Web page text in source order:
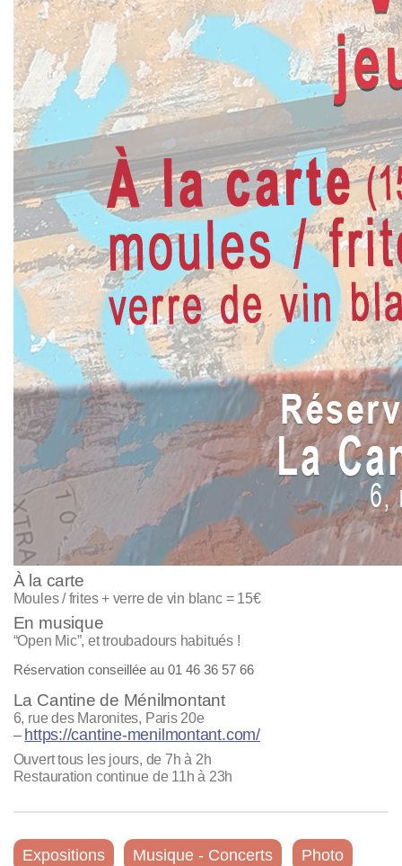
À la carte
Moules / frites + verre de vin blanc = 15€
En musique
“Open Mic”, et troubadours habitués !
Réservation conseillée au 01 46 36 57 66
La Cantine de Ménilmontant
6, rue des Maronites, Paris 20e
– https://cantine-menilmontant.com/
Ouvert tous les jours, de 7h à 2h
Restauration continue de 11h à 23h
Expositions Musique - Concerts Photo